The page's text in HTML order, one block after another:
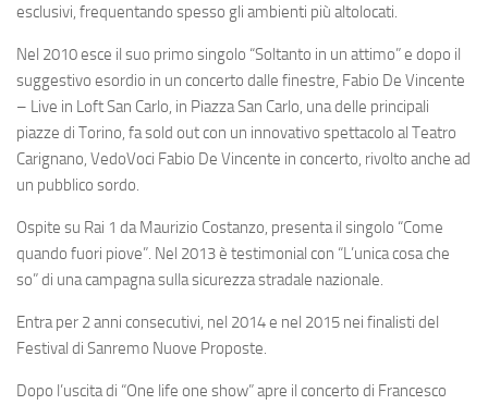
esclusivi, frequentando spesso gli ambienti più altolocati.
Nel 2010 esce il suo primo singolo “Soltanto in un attimo” e dopo il
suggestivo esordio in un concerto dalle finestre, Fabio De Vincente
– Live in Loft San Carlo, in Piazza San Carlo, una delle principali
piazze di Torino, fa sold out con un innovativo spettacolo al Teatro
Carignano, VedoVoci Fabio De Vincente in concerto, rivolto anche ad
un pubblico sordo.
Ospite su Rai 1 da Maurizio Costanzo, presenta il singolo “Come
quando fuori piove”. Nel 2013 è testimonial con “L’unica cosa che
so” di una campagna sulla sicurezza stradale nazionale.
Entra per 2 anni consecutivi, nel 2014 e nel 2015 nei finalisti del
Festival di Sanremo Nuove Proposte.
Dopo l’uscita di “One life one show” apre il concerto di Francesco